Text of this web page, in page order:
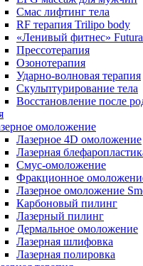
Смас лифтинг тела
RF терапия Trilipo body
«Ленивый фитнес»
Прессотерапия
Озонотерапия
Ударно-волновая терапия
Скульптурирование тела
Восстановление после
омоложение
Лазерное 4D омоложение
Лазерная
Смус-омоложение
Фракционное
Лазерное омоложение
Карбоновый пилинг
Лазерный пилинг
Дермальное омоложение
Лазерная шлифовка
Лазерная полировка